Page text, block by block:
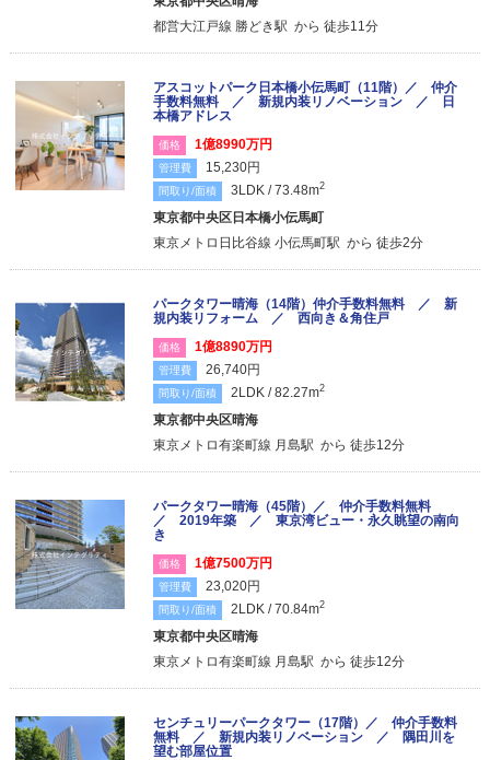
都営大江戸線 勝どき駅 から 徒歩11分
アスコットパーク日本橋小伝馬町（11階）／ 仲介
手数料無料 ／ 新規内装リノベーション ／ 日
本橋アドレス
価格 1億8990万円
管理費 15,230円
間取り/面積 3LDK / 73.48m2
東京都中央区日本橋小伝馬町
東京メトロ日比谷線 小伝馬町駅 から 徒歩2分
パークタワー晴海（14階）仲介手数料無料 ／ 新
規内装リフォーム ／ 西向き＆角住戸
価格 1億8890万円
管理費 26,740円
間取り/面積 2LDK / 82.27m2
東京都中央区晴海
東京メトロ有楽町線 月島駅 から 徒歩12分
パークタワー晴海（45階）／ 仲介手数料無料
／ 2019年築 ／ 東京湾ビュー・永久眺望の南向
き
価格 1億7500万円
管理費 23,020円
間取り/面積 2LDK / 70.84m2
東京都中央区晴海
東京メトロ有楽町線 月島駅 から 徒歩12分
センチュリーパークタワー（17階）／ 仲介手数料
無料 ／ 新規内装リノベーション ／ 隅田川を
望む部屋位置